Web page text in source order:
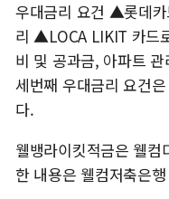
우대금리 요건 ▲롯데
리 ▲LOCA LIKIT 카드
비 및 공과금, 아파트
세번째 우대금리 요건
다.
웰뱅라이킷적금은 웰
한 내용은 웰컴저축은